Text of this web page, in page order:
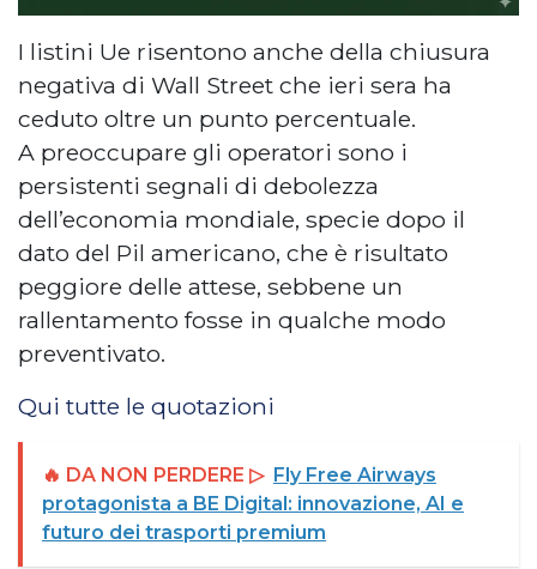
I listini Ue risentono anche della chiusura
negativa di Wall Street che ieri sera ha
ceduto oltre un punto percentuale.
A preoccupare gli operatori sono i
persistenti segnali di debolezza
dell’economia mondiale, specie dopo il
dato del Pil americano, che è risultato
peggiore delle attese, sebbene un
rallentamento fosse in qualche modo
preventivato.
Qui tutte le quotazioni
🔥 DA NON PERDERE ▷ Fly Free Airways
protagonista a BE Digital: innovazione, AI e
futuro dei trasporti premium